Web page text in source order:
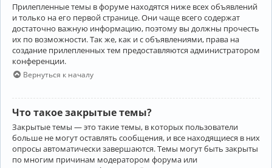
Прилепленные темы в форуме находятся ниже всех объявлений
и только на его первой странице. Они чаще всего содержат
достаточно важную информацию, поэтому вы должны прочесть
их по возможности. Так же, как и с объявлениями, права на
создание прилепленных тем предоставляются администратором
конференции.
Вернуться к началу
Что такое закрытые темы?
Закрытые темы — это такие темы, в которых пользователи
больше не могут оставлять сообщения, и все находящиеся в них
опросы автоматически завершаются. Темы могут быть закрыты
по многим причинам модератором форума или